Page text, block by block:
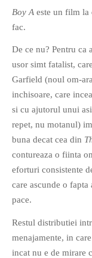
book for you. Take
challenge of
famous movies by
very letters of their
RASFOIESTE
PAGINI
Boy A este un film la
fac.
De ce nu? Pentru ca
usor simt fatalist,
Garfield (noul om-
inchisoare, care
si cu ajutorul unui
repet, nu motanul)
buna decat cea din
contureaza o fiinta
eforturi consistente
care ascunde o
pace.
Restul distributiei
menajamente, in
incat nu e de mirare